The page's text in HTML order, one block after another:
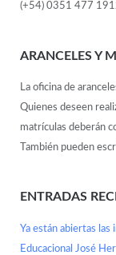
(+54) 0351 477
ARANCELES Y
La oficina de
Quienes deseen
matrículas deberán
También pueden
ENTRADAS
Ya están abiertas
Educacional José